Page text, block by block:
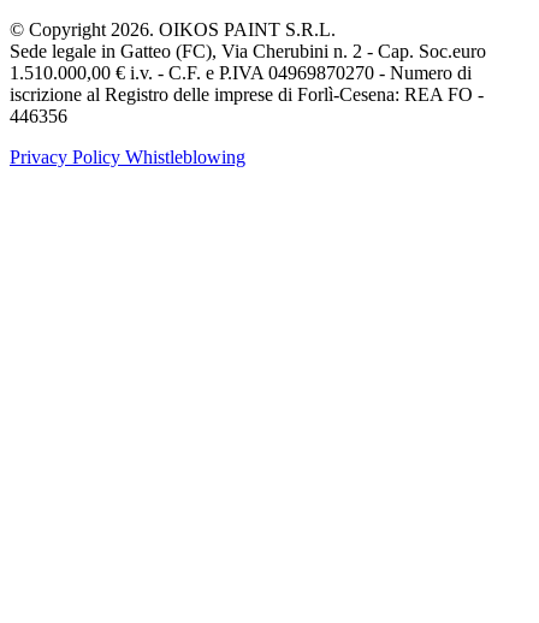
© Copyright 2026. OIKOS PAINT S.R.L.
Sede legale in Gatteo (FC), Via Cherubini n. 2 - Cap. Soc.euro
1.510.000,00 € i.v. - C.F. e P.IVA 04969870270 - Numero di
iscrizione al Registro delle imprese di Forlì-Cesena: REA FO -
446356
Privacy Policy Whistleblowing